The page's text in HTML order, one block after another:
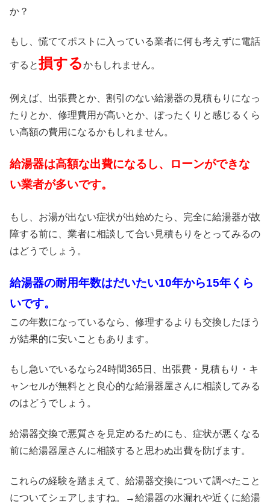
か？
もし、慌ててポストに入っている業者に何も考えずに電話
すると損するかもしれません。
例えば、出張費とか、割引のない給湯器の見積もりになっ
たりとか、修理費用が高いとか、ぼったくりと感じるくら
い高額の費用になるかもしれません。
給湯器は高額な出費になるし、ローンができな
い業者が多いです。
もし、お湯が出ない症状が出始めたら、完全に給湯器が故
障する前に、業者に相談して合い見積もりをとってみるの
はどうでしょう。
給湯器の耐用年数はだいたい10年から15年くら
いです。
この年数になっているなら、修理するよりも交換したほう
が結果的に安いこともあります。
もし急いでいるなら24時間365日、出張費・見積もり・キ
ャンセルが無料とと良心的な給湯器屋さんに相談してみる
のはどうでしょう。
給湯器交換で悪質さを見定めるためにも、症状が悪くなる
前に給湯器屋さんに相談すると思わぬ出費を防げます。
これらの経験を踏まえて、給湯器交換について調べたこと
についてシェアしますね。→給湯器の水漏れや近くに給湯